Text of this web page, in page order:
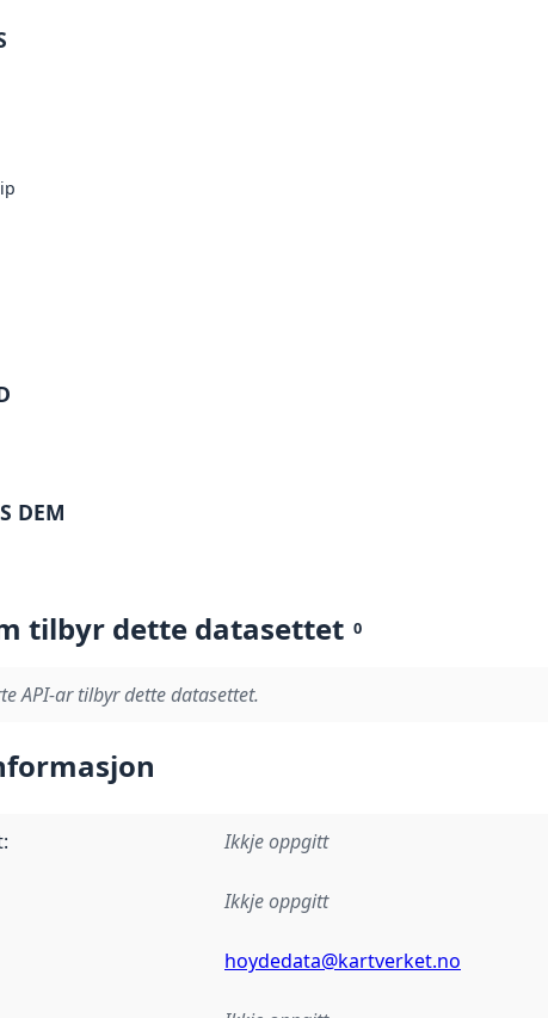
DEM
tilbyr dette datasettet 0
API-ar tilbyr dette datasettet.
: Ikkje oppgitt
Ikkje oppgitt
hoydedata@kartverket.no